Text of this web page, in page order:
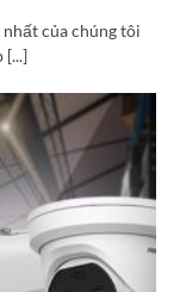
của chúng tôi
[...]